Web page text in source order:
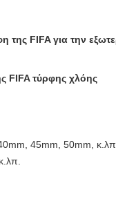
της FIFA για την
FIFA τύρφης χλόης
45mm, 50mm, κ.λπ.